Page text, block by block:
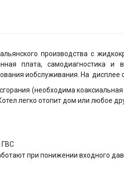
производства с
плата, самодиагностика и
иобслуживания. На
(необходима
легко отопит дом или любое
ГВС
при понижении входного